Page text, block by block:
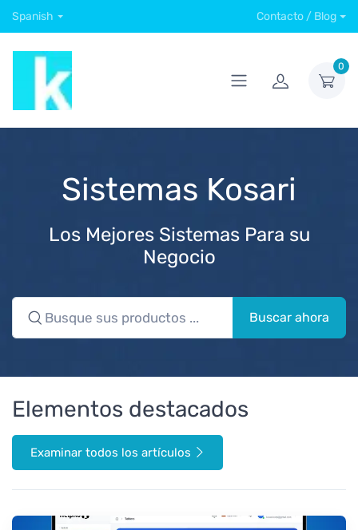
Spanish Contacto / Blog
0
Sistemas Kosari
Los Mejores Sistemas Para su
Negocio
Buscar ahora
Elementos destacados
Examinar todos los artículos